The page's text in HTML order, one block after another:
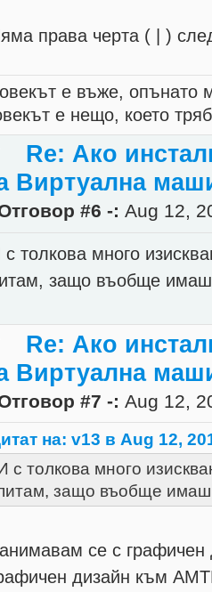
права черта ( | )
е въже, опънато
е нещо, което
Re: Ако
Виртуална
#6 -: Aug 12,
с толкова много
защо въобще
Re: Ако
Виртуална
#7 -: Aug 12,
на: v13 в Aug 12,
с толкова много
защо въобще имаш
се с графичен
дизайн към